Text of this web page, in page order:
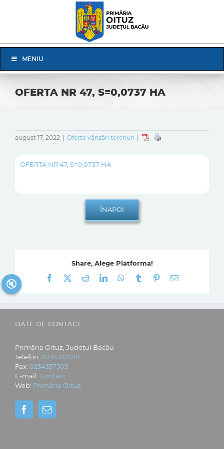
Navigation
MENIU
OFERTA NR 47, S=0,0737 HA
august 17, 2022 Oferte vânzări terenuri
OFERTA NR 47, S=0,0737 HA
Share, Alege Platforma!
Facebook
RedditLinkedInWhatsApp
Tumblr Pinterest
E-
DATE DE CONTACT
Primăria Oituz, Județul Bacău
Telefon: 0234337010
Fax: 0234337503
E-mail: Contact
Web: Primăria Oituz
🔇